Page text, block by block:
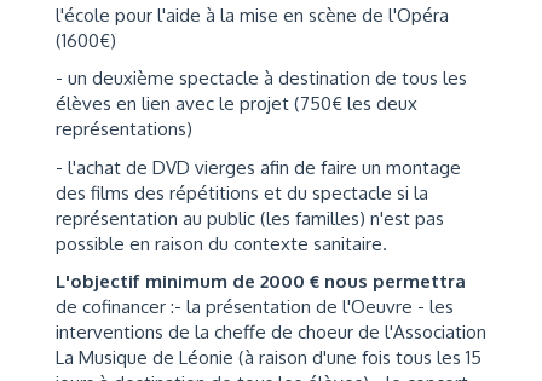
l'école pour l'aide à la mise en scène de l'Opéra
(1600€)
- un deuxième spectacle à destination de tous les
élèves en lien avec le projet (750€ les deux
représentations)
- l'achat de DVD vierges afin de faire un montage
des films des répétitions et du spectacle si la
représentation au public (les familles) n'est pas
possible en raison du contexte sanitaire.
L'objectif minimum de 2000 € nous permettra
de cofinancer :- la présentation de l'Oeuvre - les
interventions de la cheffe de choeur de l'Association
La Musique de Léonie (à raison d'une fois tous les 15